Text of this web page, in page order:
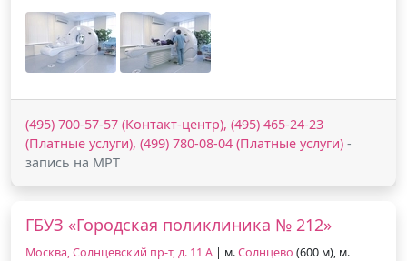
(495) 700-57-57 (Контакт-центр), (495) 465-24-23
(Платные услуги), (499) 780-08-04 (Платные услуги) -
запись на МРТ
ГБУЗ «Городская поликлиника № 212»
Москва, Солнцевский пр-т, д. 11 А | м.Солнцево (600 м), м.